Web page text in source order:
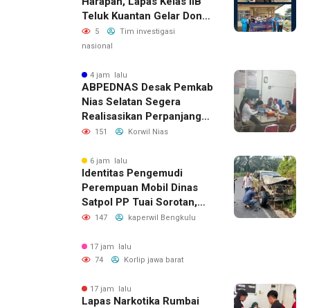
Teluk Kuantan Gelar Donor
Darah
5
Tim investigasi
nasional
4 jam lalu
ABPEDNAS Desak Pemkab
Nias Selatan Segera
Realisasikan Perpanjangan
Masa Jabatan BPD, Soroti
Kesejahteraan Anggota
151 Korwil Nias
6 jam lalu
Identitas Pengemudi
Perempuan Mobil Dinas
Satpol PP Tuai Sorotan,
Publik Pertanyakan Izin
147 kaperwil Bengkulu
17 jam lalu
74
Korlip jawa barat
17 jam lalu
Lapas Narkotika Rumbai